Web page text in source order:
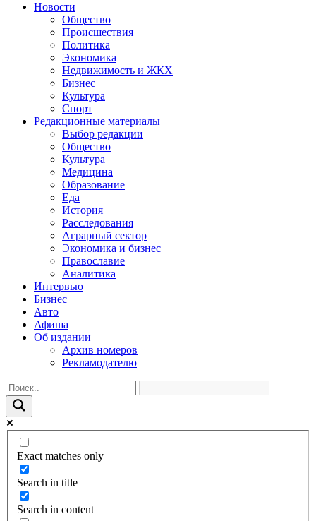
Новости
Общество
Происшествия
Политика
Экономика
Недвижимость и ЖКХ
Бизнес
Культура
Спорт
Редакционные материалы
Выбор редакции
Общество
Культура
Медицина
Образование
Еда
История
Расследования
Аграрный сектор
Экономика и бизнес
Православие
Аналитика
Интервью
Бизнес
Авто
Афиша
Об издании
Архив номеров
Рекламодателю
Exact matches only
Search in title
Search in content